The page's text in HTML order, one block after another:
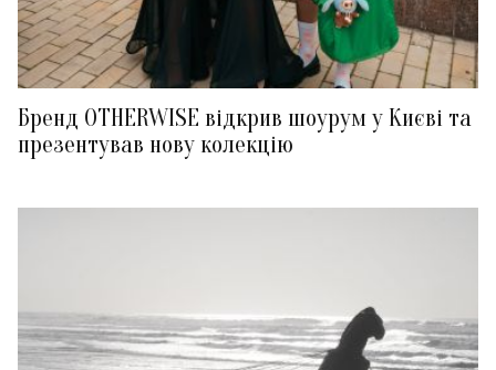
Бренд OTHERWISE відкрив шоурум у Києві та
презентував нову колекцію